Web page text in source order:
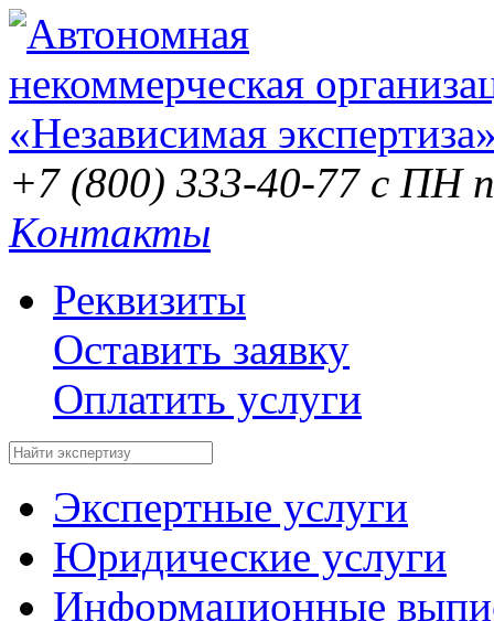
+7 (800) 333-40-77 с ПН
Контакты
Реквизиты
Оставить заявку
Оплатить услуги
Экспертные услуги
Юридические услуги
Информационные